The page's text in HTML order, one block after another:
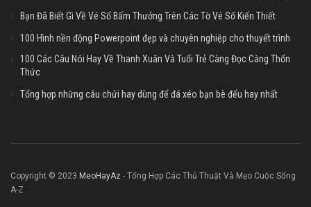
Bạn Đã Biết Gì Về Vé Số Bấm Thưởng Trên Các Tờ Vé Số Kiến Thiết
100 Hình nền động Powerpoint đẹp và chuyên nghiệp cho thuyết trình
100 Các Câu Nói Hay Về Thanh Xuân Và Tuổi Trẻ Càng Đọc Càng Thổn
Thức
Tổng hợp những câu chửi hay dùng để đá xéo bạn bè đểu hay nhất
Copyright © 2023 MeoHayAz - Tổng Hợp Các Thủ Thuật Và Mẹo Cuộc Sống
A-Z